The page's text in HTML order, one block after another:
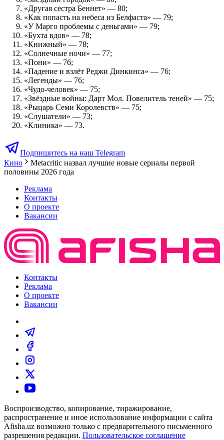
«Другая сестра Беннет» — 80;
«Как попасть на небеса из Белфаста» — 79;
«У Марго проблемы с деньгами» — 79;
«Бухта вдов» — 78;
«Книжный» — 78;
«Солнечные ночи» — 77;
«Пони» — 76;
«Падение и взлёт Реджи Динкинса» — 76;
«Легенды» — 76;
«Чудо-человек» — 75;
«Звёздные войны: Дарт Мол. Повелитель теней» — 75;
«Рыцарь Семи Королевств» — 75;
«Слушатели» — 73;
«Клиника» — 73.
Подпишитесь на наш Telegram
Кино
Metacritic назвал лучшие новые сериалы первой
половины 2026 года
Реклама
Контакты
О проекте
Вакансии
Контакты
Реклама
О проекте
Вакансии
Воспроизводство, копирование, тиражирование,
распространение и иное использование информации с сайта
Afisha.uz возможно только с предварительного письменного
разрешения редакции. Пользовательское соглашение